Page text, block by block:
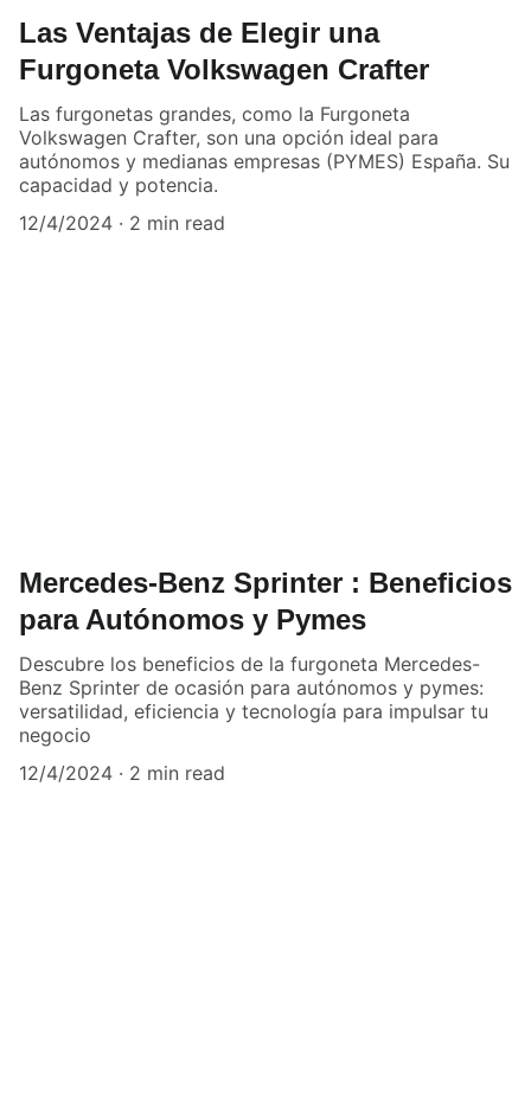
Las Ventajas de Elegir una
Furgoneta Volkswagen Crafter
Las furgonetas grandes, como la Furgoneta
Volkswagen Crafter, son una opción ideal para
autónomos y medianas empresas (PYMES) España. Su
capacidad y potencia.
12/4/2024
2 min read
Mercedes-Benz Sprinter : Beneficios
para Autónomos y Pymes
Descubre los beneficios de la furgoneta Mercedes-
Benz Sprinter de ocasión para autónomos y pymes:
versatilidad, eficiencia y tecnología para impulsar tu
negocio
12/4/2024
2 min read